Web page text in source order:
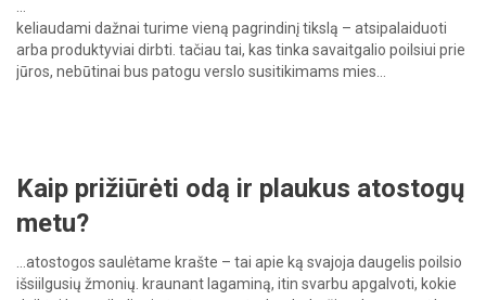
keliaudami dažnai turime vieną pagrindinįtikslą – atsipalaiduoti
arba produktyviai dirbti. tačiau tai, kas tinka savaitgalio poilsiui prie
jūros, nebūtinai bus patogu verslo susitikimams mies…
Kaip prižiūrėti odą ir plaukus atostogų
metu?
…atostogos saulėtame krašte – tai apie ką svajoja daugelis poilsio
išsiilgusių žmonių. kraunant lagaminą, itin svarbu apgalvoti, kokie